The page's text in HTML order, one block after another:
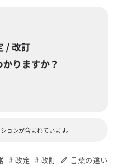
ョンが含まれています。
# 改定 # 改訂 edit 言葉の違い